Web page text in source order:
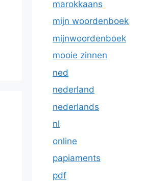
marokkaans
mijn woordenboek
mijnwoordenboek
mooie zinnen
ned
nederland
nederlands
nl
online
papiaments
pdf